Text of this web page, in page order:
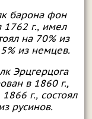
барона фон
г., имел
на 70% из
из немцев.
Эрцгерцога
в 1860 г.,
г., состоял
русинов.